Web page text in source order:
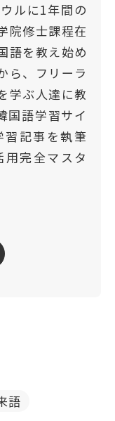
ルに1年間の
院修士課程在
語を教え始め
ら、フリーラ
学ぶ人達に教
国語学習サイ
習記事を執筆
完全マスタ
語